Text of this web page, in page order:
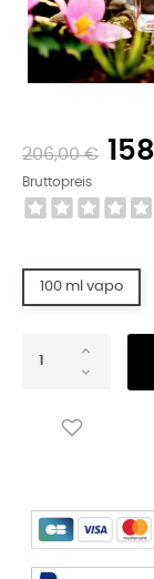
206,00 €
Bruttopreis
100 ml vapo